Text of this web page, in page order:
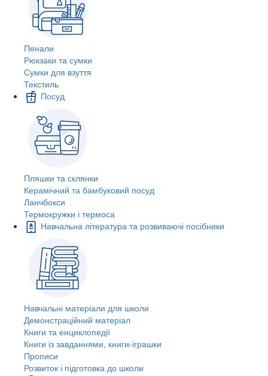
Пенали
Рюкзаки та сумки
Сумки для взуття
Текстиль
Посуд
Пляшки та склянки
Керамічний та бамбуковий посуд
Ланчбокси
Термокружки і термоса
Навчальна література та розвиваючі посібники
Навчальні матеріали для школи
Демонстраційний матеріал
Книги та енциклопедії
Книги із завданнями, книги-іграшки
Прописи
Розвиток і підготовка до школи